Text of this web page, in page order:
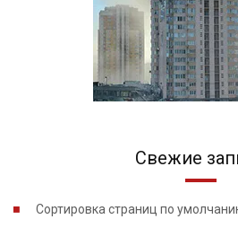
Свежие
Сортировка страниц по